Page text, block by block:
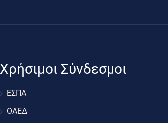
Χρήσιμοι Σύνδεσμοι
ΕΣΠΑ
ΟΑΕΔ